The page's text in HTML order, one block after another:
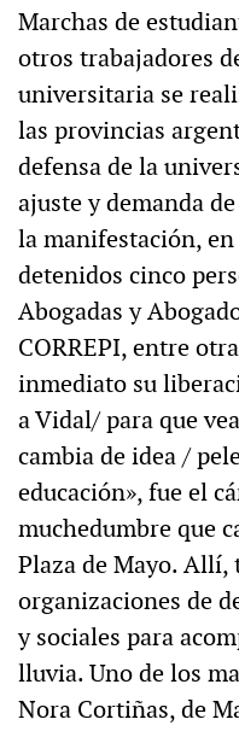
Marchas de
otros trabajadores
universitaria se
las provincias
defensa de la
ajuste y demanda
la manifestación,
detenidos cinco
Abogadas y
CORREPI, entre
inmediato su
a Vidal/ para que
cambia de idea /
educación», fue el
muchedumbre que
Plaza de Mayo.
organizaciones de
y sociales para
lluvia. Uno de los
Nora Cortiñas, de